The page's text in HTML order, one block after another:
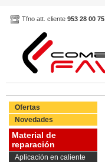
Tfno att. cliente 953 28 00 75
Ofertas
Novedades
Material de
reparación
Aplicación en caliente